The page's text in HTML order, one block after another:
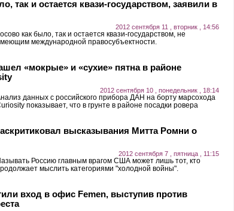
так и остается квази-государством, заявили в
2012 сентября 11 , вторник , 14:56
как было, так и остается квази-государством, не
международной правосубъектности.
«мокрые» и «сухие» пятна в районе
2012 сентября 10 , понедельник , 18:14
данных с российского прибора ДАН на борту марсохода
показывает, что в грунте в районе посадки ровера
высказывания Митта Ромни о
2012 сентября 7 , пятница , 11:15
Россию главным врагом США может лишь тот, кто
мыслить категориями "холодной войны".
вход в офис Femen, выступив против